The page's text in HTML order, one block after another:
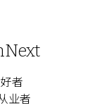
者
业者